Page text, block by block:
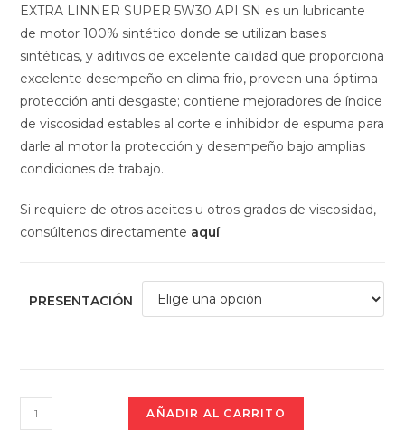
desde
$394.000,00
hasta
$6.284.000,00
EXTRA LINNER SUPER 5W30 API SN es un lubricante
de motor 100% sintético donde se utilizan bases
sintéticas, y aditivos de excelente calidad que proporciona
excelente desempeño en clima frio, proveen una óptima
protección anti desgaste; contiene mejoradores de índice
de viscosidad estables al corte e inhibidor de espuma para
darle al motor la protección y desempeño bajo amplias
condiciones de trabajo.
Si requiere de otros aceites u otros grados de viscosidad,
consúltenos directamente aquí
PRESENTACIÓN
Aceite
Gasolina
AÑADIR AL CARRITO